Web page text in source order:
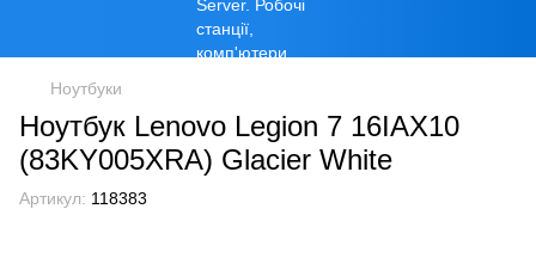
Ноутбуки
Ноутбук Lenovo Legion 7 16IAX10
(83KY005XRA) Glacier White
Артикул: 118383